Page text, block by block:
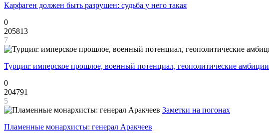
Карфаген должен быть разрушен: судьба у него такая
0
205813
7
Турция: имперское прошлое, военный потенциал, геополитические амбиции
0
204791
5
Заметки на погонах
Пламенные монархисты: генерал Аракчеев